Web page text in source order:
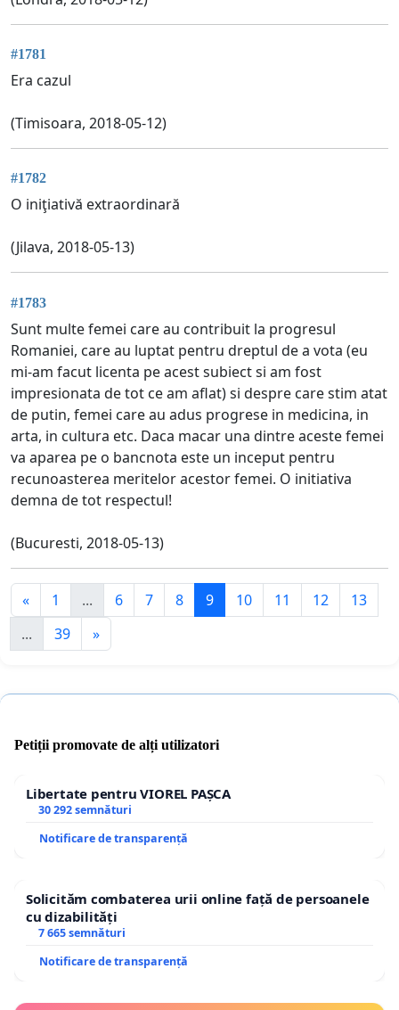
#1781
Era cazul
(Timisoara, 2018-05-12)
#1782
O iniţiativă extraordinară
(Jilava, 2018-05-13)
#1783
Sunt multe femei care au contribuit la progresul
Romaniei, care au luptat pentru dreptul de a vota (eu
mi-am facut licenta pe acest subiect si am fost
impresionata de tot ce am aflat) si despre care stim atat
de putin, femei care au adus progrese in medicina, in
arta, in cultura etc. Daca macar una dintre aceste femei
va aparea pe o bancnota este un inceput pentru
recunoasterea meritelor acestor femei. O initiativa
demna de tot respectul!
(Bucuresti, 2018-05-13)
« 1 ... 6 7 8 9 10 11 12
13
...
39 »
Petiții promovate de alți utilizatori
Libertate pentru VIOREL PAȘCA
30 292 semnături
Notificare de transparență
Solicităm combaterea urii online față de persoanele
cu dizabilități
7 665 semnături
Notificare de transparență